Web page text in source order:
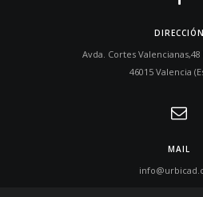
DIRECCIÓN
Avda. Cortes
46015 Valencia
MAIL